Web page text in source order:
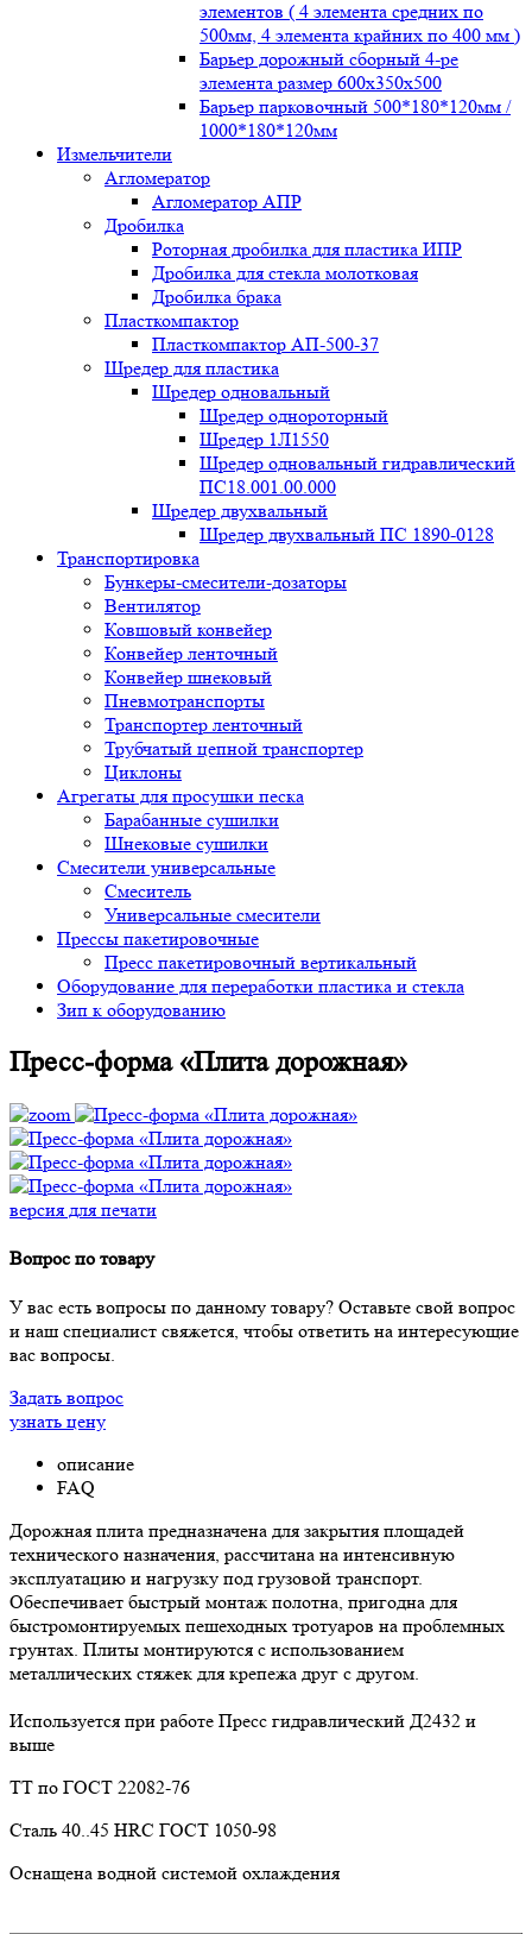
элементов ( 4 элемента средних по
500мм, 4 элемента крайних по 400 мм )
Барьер дорожный сборный 4-ре
элемента размер 600x350x500
Барьер парковочный 500*180*120мм /
1000*180*120мм
Измельчители
Агломератор
Агломератор АПР
Дробилка
Роторная дробилка для пластика ИПР
Дробилка для стекла молотковая
Дробилка брака
Пласткомпактор
Пласткомпактор АП-500-37
Шредер для пластика
Шредер одновальный
Шредер однороторный
Шредер 1Л1550
Шредер одновальный гидравлический
ПС18.001.00.000
Шредер двухвальный
Шредер двухвальный ПС 1890-0128
Транспортировка
Бункеры-смесители-дозаторы
Вентилятор
Ковшовый конвейер
Конвейер ленточный
Конвейер шнековый
Пневмотранспорты
Транспортер ленточный
Трубчатый цепной транспортер
Циклоны
Агрегаты для просушки песка
Барабанные сушилки
Шнековые сушилки
Смесители универсальные
Смеситель
Универсальные смесители
Прессы пакетировочные
Пресс пакетировочный вертикальный
Оборудование для переработки пластика и стекла
Зип к оборудованию
Пресс-форма «Плита дорожная»
версия для печати
Вопрос по товару
У вас есть вопросы по данному товару? Оставьте свой вопрос
и наш специалист свяжется, чтобы ответить на интересующие
вас вопросы.
Задать вопрос
узнать цену
описание
FAQ
Дорожная плита предназначена для закрытия площадей
технического назначения, рассчитана на интенсивную
эксплуатацию и нагрузку под грузовой транспорт.
Обеспечивает быстрый монтаж полотна, пригодна для
быстромонтируемых пешеходных тротуаров на проблемных
грунтах. Плиты монтируются с использованием
металлических стяжек для крепежа друг с другом.
Используется при работе Пресс гидравлический Д2432 и
выше
ТТ по ГОСТ 22082-76
Сталь 40..45 HRC ГОСТ 1050-98
Оснащена водной системой охлаждения